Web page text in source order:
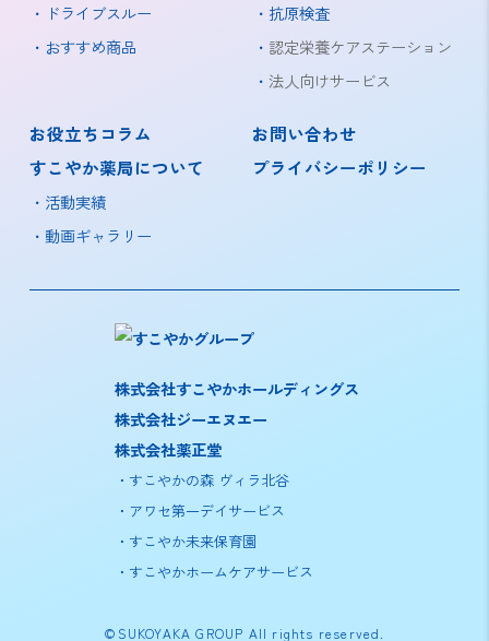
ドライブスルー
おすすめ商品
抗原検査
認定栄養ケアステーション
法人向けサービス
お役立ちコラム
すこやか薬局について
活動実績
動画ギャラリー
お問い合わせ
プライバシーポリシー
株式会社すこやかホールディングス
株式会社ジーエヌエー
株式会社薬正堂
すこやかの森 ヴィラ北谷
アワセ第一デイサービス
すこやか未来保育園
すこやかホームケアサービス
©SUKOYAKA GROUP All rights reserved.